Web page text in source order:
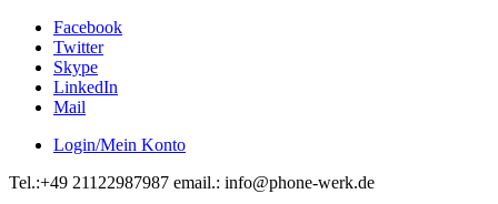
Facebook
Twitter
Skype
LinkedIn
Mail
Login/Mein Konto
Tel.:+49 21122987987 email.: info@phone-werk.de